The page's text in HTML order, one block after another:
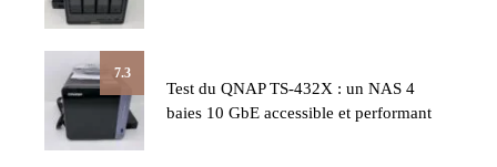
7.3
Test du QNAP TS-432X : un NAS 4
baies 10 GbE accessible et performant